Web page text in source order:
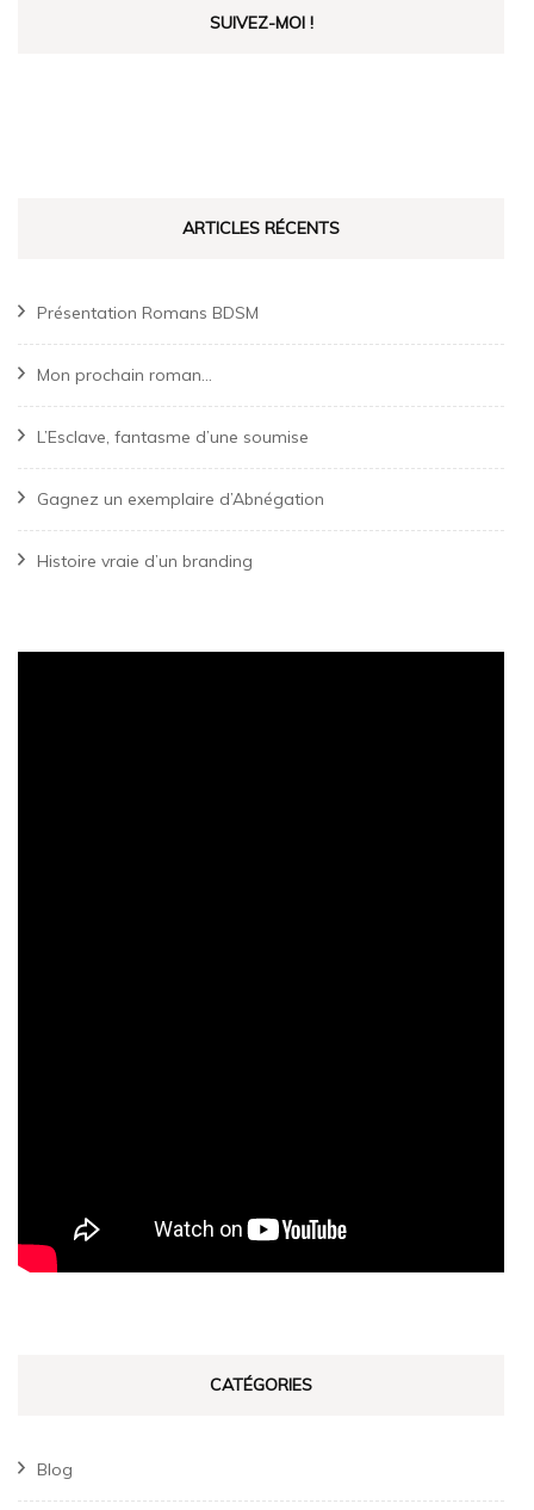
SUIVEZ-MOI !
ARTICLES RÉCENTS
Présentation Romans BDSM
Mon prochain roman…
L’Esclave, fantasme d’une soumise
Gagnez un exemplaire d’Abnégation
Histoire vraie d’un branding
CATÉGORIES
Blog